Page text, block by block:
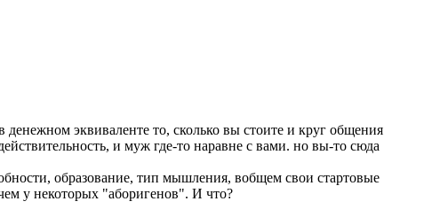
денежном эквиваленте то, сколько вы стоите и круг общения
и муж где-то наравне с вами. но вы-то сюда
образование, тип мышления, вобщем свои стартовые
у некоторых "аборигенов". И что?